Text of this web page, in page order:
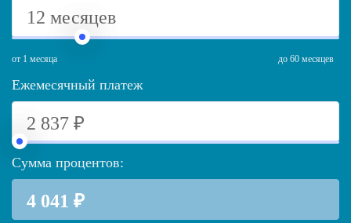
от 1 месяца до 60 месяцев
Ежемесячный платеж
Сумма процентов: